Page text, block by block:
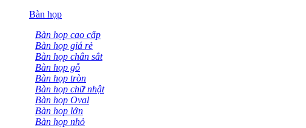
Bàn họp
Bàn họp cao cấp
Bàn họp giá rẻ
Bàn họp chân sắt
Bàn họp gỗ
Bàn họp tròn
Bàn họp chữ nhật
Bàn họp Oval
Bàn họp lớn
Bàn họp nhỏ